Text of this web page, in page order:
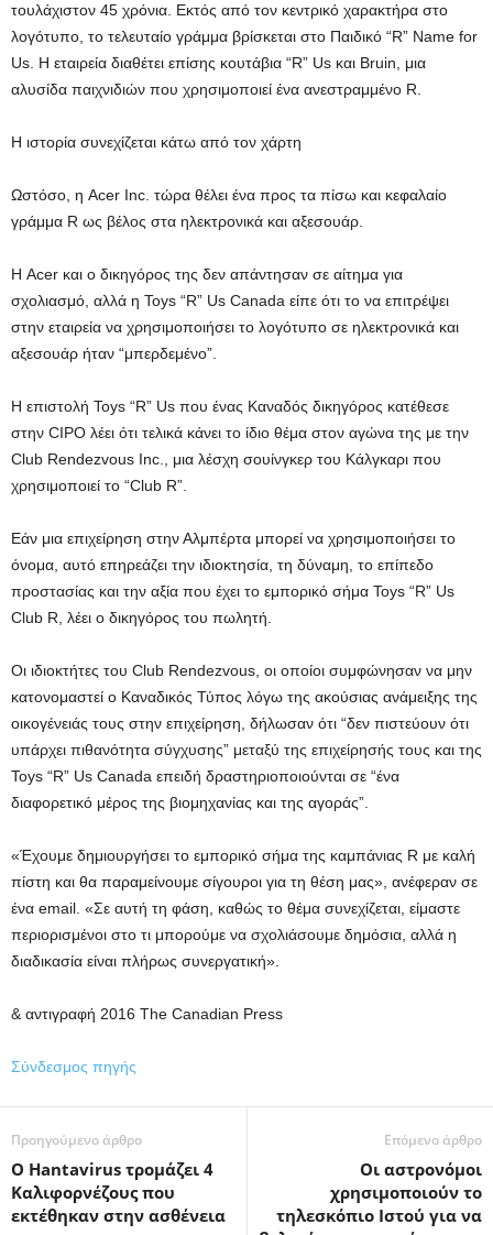
τουλάχιστον 45 χρόνια. Εκτός από τον κεντρικό χαρακτήρα στο
λογότυπο, το τελευταίο γράμμα βρίσκεται στο Παιδικό “R” Name for
Us. Η εταιρεία διαθέτει επίσης κουτάβια “R” Us και Bruin, μια
αλυσίδα παιχνιδιών που χρησιμοποιεί ένα ανεστραμμένο R.
Η ιστορία συνεχίζεται κάτω από τον χάρτη
Ωστόσο, η Acer Inc. τώρα θέλει ένα προς τα πίσω και κεφαλαίο
γράμμα R ως βέλος στα ηλεκτρονικά και αξεσουάρ.
Η Acer και ο δικηγόρος της δεν απάντησαν σε αίτημα για
σχολιασμό, αλλά η Toys “R” Us Canada είπε ότι το να επιτρέψει
στην εταιρεία να χρησιμοποιήσει το λογότυπο σε ηλεκτρονικά και
αξεσουάρ ήταν “μπερδεμένο”.
Η επιστολή Toys “R” Us που ένας Καναδός δικηγόρος κατέθεσε
στην CIPO λέει ότι τελικά κάνει το ίδιο θέμα στον αγώνα της με την
Club Rendezvous Inc., μια λέσχη σουίνγκερ του Κάλγκαρι που
χρησιμοποιεί το “Club R”.
Εάν μια επιχείρηση στην Αλμπέρτα μπορεί να χρησιμοποιήσει το
όνομα, αυτό επηρεάζει την ιδιοκτησία, τη δύναμη, το επίπεδο
προστασίας και την αξία που έχει το εμπορικό σήμα Toys “R” Us
Club R, λέει ο δικηγόρος του πωλητή.
Οι ιδιοκτήτες του Club Rendezvous, οι οποίοι συμφώνησαν να μην
κατονομαστεί ο Καναδικός Τύπος λόγω της ακούσιας ανάμειξης της
οικογένειάς τους στην επιχείρηση, δήλωσαν ότι “δεν πιστεύουν ότι
υπάρχει πιθανότητα σύγχυσης” μεταξύ της επιχείρησής τους και της
Toys “R” Us Canada επειδή δραστηριοποιούνται σε “ένα
διαφορετικό μέρος της βιομηχανίας και της αγοράς”.
«Έχουμε δημιουργήσει το εμπορικό σήμα της καμπάνιας R με καλή
πίστη και θα παραμείνουμε σίγουροι για τη θέση μας», ανέφεραν σε
ένα email. «Σε αυτή τη φάση, καθώς το θέμα συνεχίζεται, είμαστε
περιορισμένοι στο τι μπορούμε να σχολιάσουμε δημόσια, αλλά η
διαδικασία είναι πλήρως συνεργατική».
& αντιγραφή 2016 The Canadian Press
Σύνδεσμος πηγής
Προηγούμενο άρθρο
Ο Hantavirus τρομάζει 4
Καλιφορνέζους που
εκτέθηκαν στην ασθένεια
Επόμενο άρθρο
Οι αστρονόμοι
χρησιμοποιούν το
τηλεσκόπιο Ιστού για να